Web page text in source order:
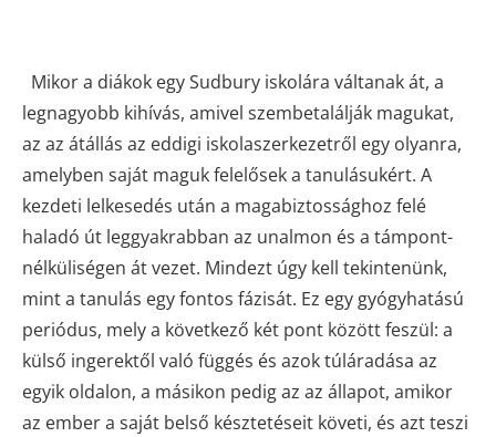
Mikor a diákok egy Sudbury iskolára váltanak át, a
legnagyobb kihívás, amivel szembetalálják magukat,
az az átállás az eddigi iskolaszerkezetről egy olyanra,
amelyben saját maguk felelősek a tanulásukért. A
kezdeti lelkesedés után a magabiztossághoz felé
haladó út leggyakrabban az unalmon és a támpont-
nélküliségen át vezet. Mindezt úgy kell tekintenünk,
mint a tanulás egy fontos fázisát. Ez egy gyógyhatású
periódus, mely a következő két pont között feszül: a
külső ingerektől való függés és azok túláradása az
egyik oldalon, a másikon pedig az az állapot, amikor
az ember a saját belső késztetéseit követi, és azt teszi